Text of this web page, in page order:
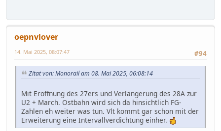
oepnvlover
#94
14. Mai 2025, 08:07:47
Zitat von: Monorail am 08. Mai 2025, 06:08:14
Mit Eröffnung des 27ers und Verlängerung des 28A zur
U2 + March. Ostbahn wird sich da hinsichtlich FG-
Zahlen eh weiter was tun. Vlt kommt gar schon mit der
Erweiterung eine Intervallverdichtung einher.